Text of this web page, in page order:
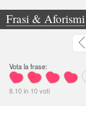
Frasi & Aforismi
»Volevo una Ferrari, mi
Vota la frase:
8.10in 10voti